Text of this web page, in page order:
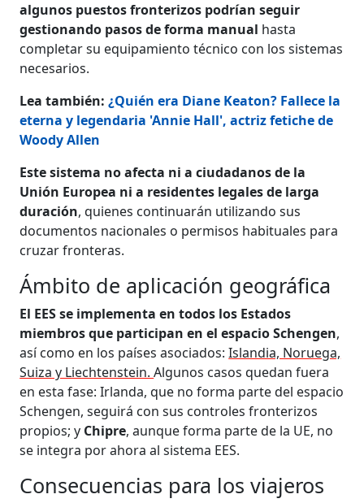
algunos puestos fronterizos podrían seguir
gestionando pasos de forma manual hasta
completar su equipamiento técnico con los sistemas
necesarios.
Lea también:¿Quién era Diane Keaton? Fallece la
eterna y legendaria 'Annie Hall', actriz fetiche de
Woody Allen
Este sistema no afecta ni a ciudadanos de la
Unión Europea ni a residentes legales de larga
duración, quienes continuarán utilizando sus
documentos nacionales o permisos habituales para
cruzar fronteras.
Ámbito de aplicación geográfica
El EES se implementa en todos los Estados
miembros que participan en el espacio Schengen,
así como en los países asociados:Islandia, Noruega,
Suiza y Liechtenstein.Algunos casos quedan fuera
en esta fase: Irlanda, que no forma parte del espacio
Schengen, seguirá con sus controles fronterizos
propios; y Chipre, aunque forma parte de la UE, no
se integra por ahora al sistema EES.
Consecuencias para los viajeros